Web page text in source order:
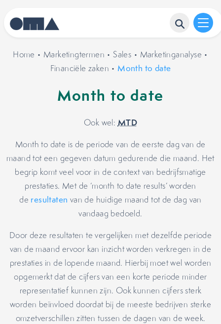
Home • Marketingtermen •Sales • Marketinganalyse •
Financiële zaken • Month to date
Month to date
Ook wel: MTD
Month to date is de periode van de eerste dag van de
maand tot een gegeven datum gedurende die maand. Het
begrip komt veel voor in de context van bedrijfsmatige
prestaties. Met de ‘month to date results’ worden
de resultaten van de huidige maand tot de dag van
vandaag bedoeld.
Door deze resultaten te vergelijken met dezelfde periode
van de maand ervoor kan inzicht worden verkregen in de
prestaties in de lopende maand. Hierbij moet wel worden
opgemerkt dat de cijfers van een korte periode minder
representatief kunnen zijn. Ook kunnen cijfers sterk
worden beïnvloed doordat bij de meeste bedrijven sterke
omzetverschillen zitten tussen de dagen van de week.